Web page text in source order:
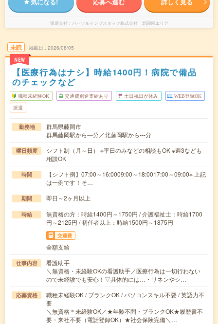
派遣会社 パーソルテンプスタッフ株式会社 北関東エリア
未読
NEW
掲載日 2026/08/05
【医療行為はナシ】時給1400円！病院で備品
のチェックなど
職種未経験OK 交通費別途支給あり 土日祝日が休み WEB登録OK
派遣
勤務地
群馬県藤岡市
群馬藤岡駅から---分／北藤岡駅から---分
曜日頻度
シフト制（月～日） ※平日のみなどの相談もOK ※週3なども
相談OK
時間
【シフト例】07:00～16:0009:00～18:0017:00～09:00※ 上記
は一例です！そ…
期間 即日～2ヶ月以上
時給
無資格の方：時給1400円～1750円 / 介護福祉士：時給1700
円～2125円 / 初任者以上：時給1500円～1875円
交通費
全額支給
仕事内容
看護助手
＼無資格・未経験OKの看護助手／医療行為は一切行わない
ので未経験でも安心！▽具体的には…・リネンやシ…
応募資格
職種未経験OK / ブランクOK / パソコンスキル不要 / 英語力不
要
＼無資格＊未経験OK／★年齢不問・ブランクOK★履歴書不
要・来社不要（電話登録OK）★社会保険完備＼…